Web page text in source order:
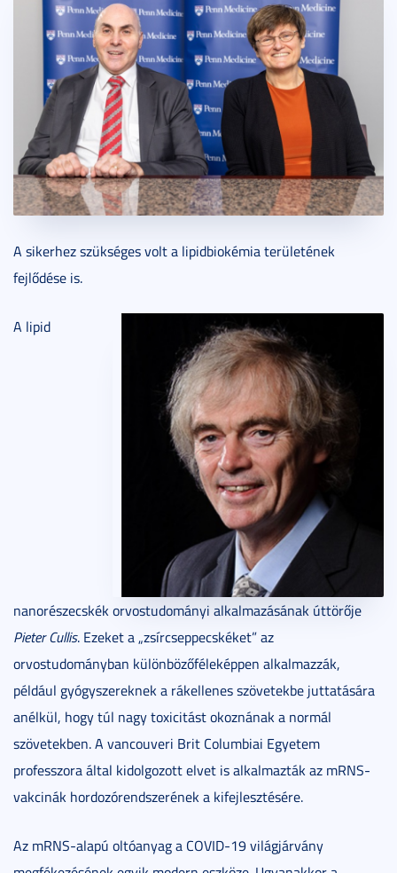
A sikerhez szükséges volt a lipidbiokémia területének
fejlődése is.
A lipid
nanorészecskék orvostudományi alkalmazásának úttörője
Pieter Cullis. Ezeket a „zsírcseppecskéket” az
orvostudományban különbözőféleképpen alkalmazzák,
például gyógyszereknek a rákellenes szövetekbe juttatására
anélkül, hogy túl nagy toxicitást okoznának a normál
szövetekben. A vancouveri Brit Columbiai Egyetem
professzora által kidolgozott elvet is alkalmazták az mRNS-
vakcinák hordozórendszerének a kifejlesztésére.
Az mRNS-alapú oltóanyag a COVID-19 világjárvány